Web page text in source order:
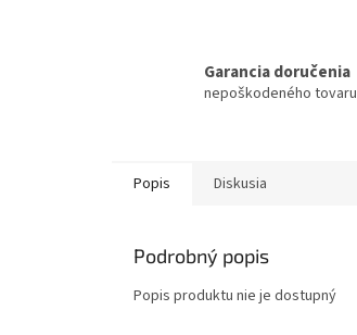
Garancia doručenia
nepoškodeného tovaru
Popis Diskusia
Podrobný popis
Popis produktu nie je dostupný